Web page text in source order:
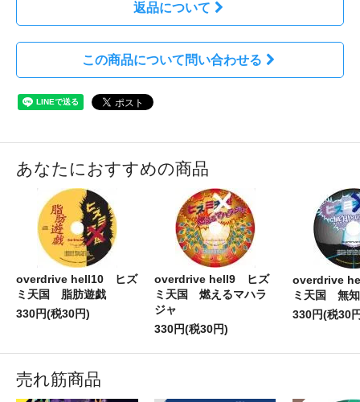
返品について
この商品について問い合わせる
あなたにおすすめの商品
overdrive hell10 ヒズ
ミ天国 脂肪遊戯
330円(税30円)
overdrive hell9 ヒズ
ミ天国 燃えるマハラ
ジャ
330円(税30円)
overdrive
ミ天国 無
330円(税30
売れ筋商品